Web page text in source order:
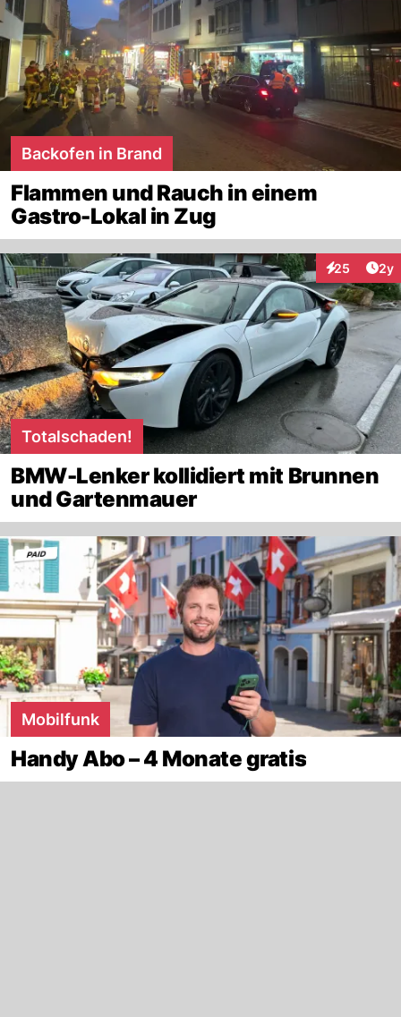
Backofen in Brand
Flammen und Rauch in einem
Gastro-Lokal in Zug
25
Interaktionen
2y
Totalschaden!
BMW-Lenker kollidiert mit Brunnen
und Gartenmauer
Mobilfunk
Handy Abo – 4 Monate gratis